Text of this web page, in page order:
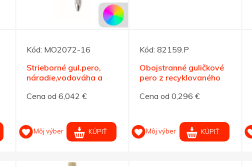
Kód: MO2072-16
Strieborné gul.pero,
náradie,vodováha a
Cena od 6,042 €
Môj výber KÚPIŤ
Kód:82159.P
Obojstranné guličkové
pero z recyklovaného
Cena od 0,296 €
Môj výber KÚPIŤ